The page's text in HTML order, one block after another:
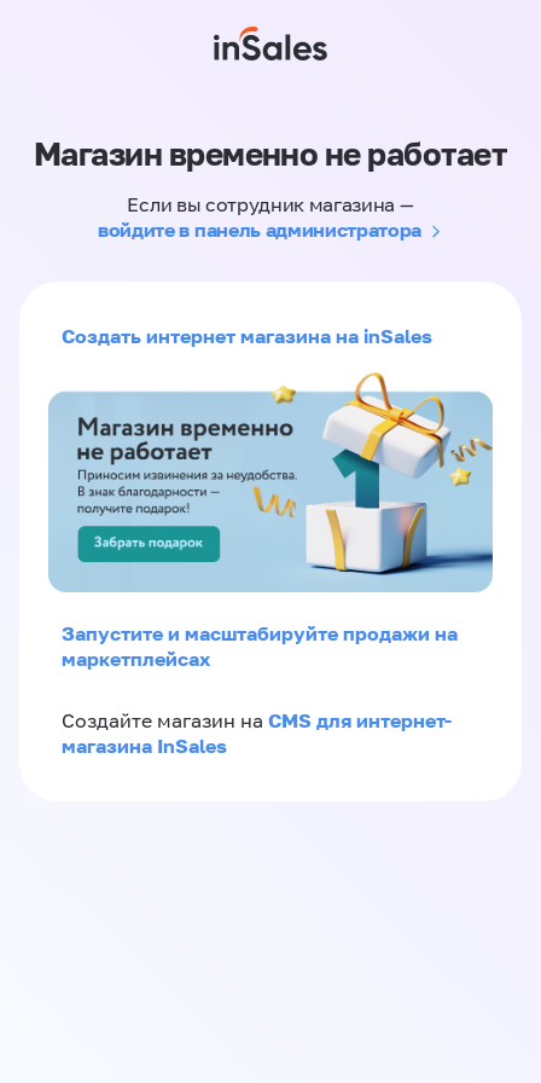
Магазин временно не работает
Если вы сотрудник магазина —
войдите в панель администратора
Создать интернет магазина на inSales
Запустите и масштабируйте продажи на
маркетплейсах
Создайте магазин на CMS для интернет-
магазина InSales